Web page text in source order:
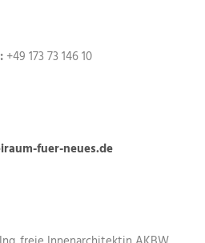
+49 173 73 146 10
fuer-neues.de